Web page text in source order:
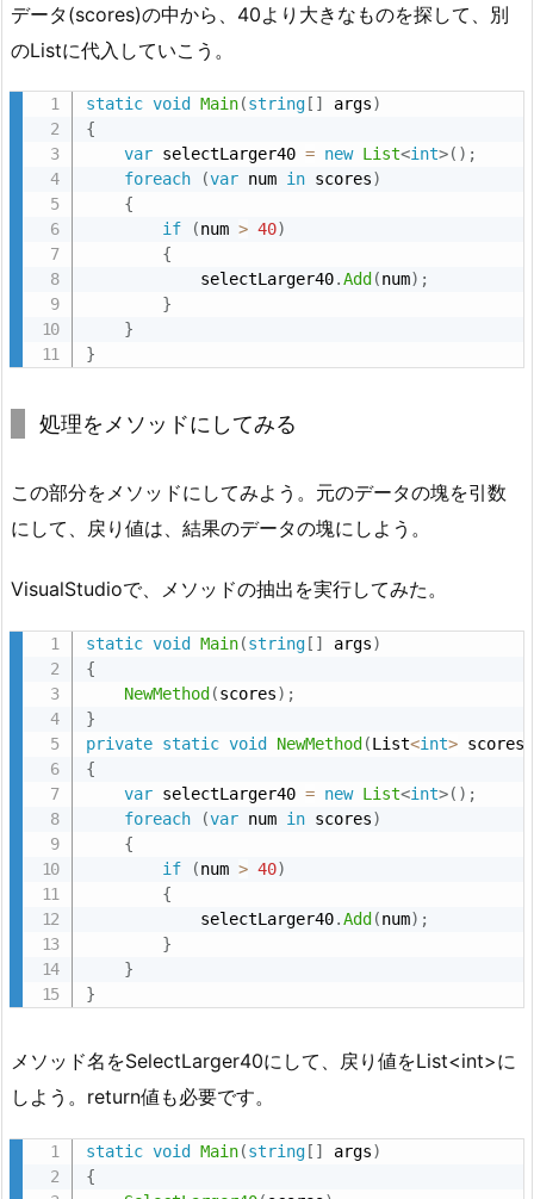
グ
ル
ー
で
4
よ
り
大
き
い
だ
見
つ
た
データ(scores)の中から、40より大きなものを探して、別
のListに代入していこう。
static void Main(string [ ] args)
{
var selectLarger40 = new List<int>( ) ;
foreach
(var num in scores)
{
if
(num > 40)
{
            selectLarger40
.Add (num) ;
}
}
}
処理をメソッドにしてみる
この部分をメソッドにしてみよう。元のデータの塊を引数
にして、戻り値は、結果のデータの塊にしよう。
VisualStudioで、メソッドの抽出を実行してみた。
static void Main(string [ ] args)
{
NewMethod (scores) ;
}
private static void NewMethod (List<int> scores
{
var selectLarger40 = new List<int>( ) ;
foreach
(var num in scores)
{
if
(num > 40)
{
            selectLarger40
.Add (num) ;
}
}
}
メソッド名をSelectLarger40にして、戻り値をList<int>に
しよう。return値も必要です。
static void Main(string [ ] args)
{